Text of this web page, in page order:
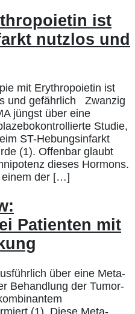
ist
nutzlos und
mit Erythropoietin ist
und gefährlich Zwanzig
jüngst über eine
Studie,
ST-Hebungsinfarkt
(1). Offenbar glaubt
dieses Hormons.
einem der […]
Patienten mit
über eine Meta-
Behandlung der Tumor-
(1). Diese Meta-